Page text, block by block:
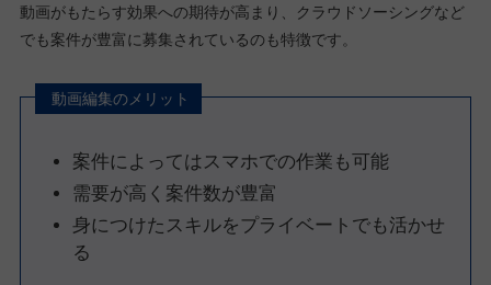
動画がもたらす効果への期待が高まり、クラウドソーシングなど
でも案件が豊富に募集されているのも特徴です。
動画編集のメリット
案件によってはスマホでの作業も可能
需要が高く案件数が豊富
身につけたスキルをプライベートでも活かせ
る